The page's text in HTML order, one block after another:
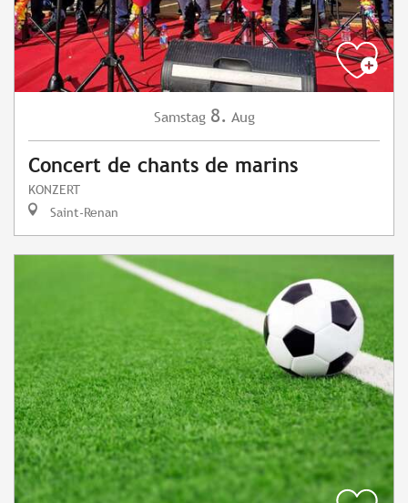
Samstag 8. Aug
Concert de chants de marins
KONZERT
Saint-Renan